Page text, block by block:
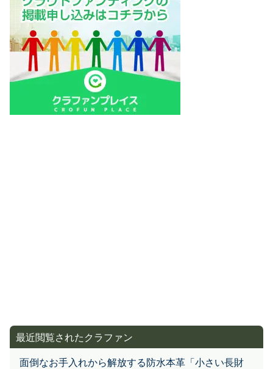
面倒なお手入れから解放する防水本革「小さい長財
布」 TIDY2.0 Noble